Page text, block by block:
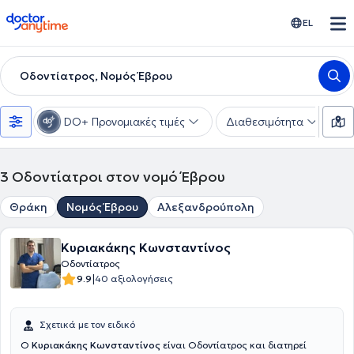
doctoranytime EL
Οδοντίατρος, Νομός Έβρου
DO+ Προνομιακές τιμές Διαθεσιμότητα
3 Οδοντίατροι στον νομό Έβρου
Θράκη Νομός Έβρου Αλεξανδρούπολη
Κυριακάκης Κωνσταντίνος
Οδοντίατρος
9.9|40 αξιολογήσεις
Σχετικά με τον ειδικό
Ο Κυριακάκης Κωνσταντίνος είναι Οδοντίατρος και διατηρεί